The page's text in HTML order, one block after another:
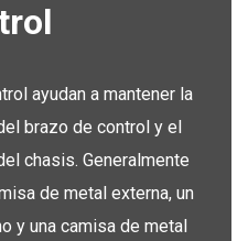
ayudan a mantener la
brazo de control y el
chasis. Generalmente
de metal externa, un
y una camisa de metal